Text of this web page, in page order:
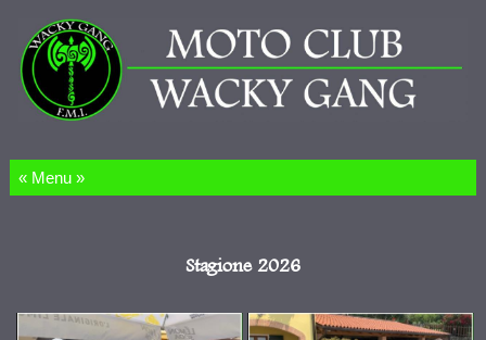
Salta al contenuto
Stagione 2026